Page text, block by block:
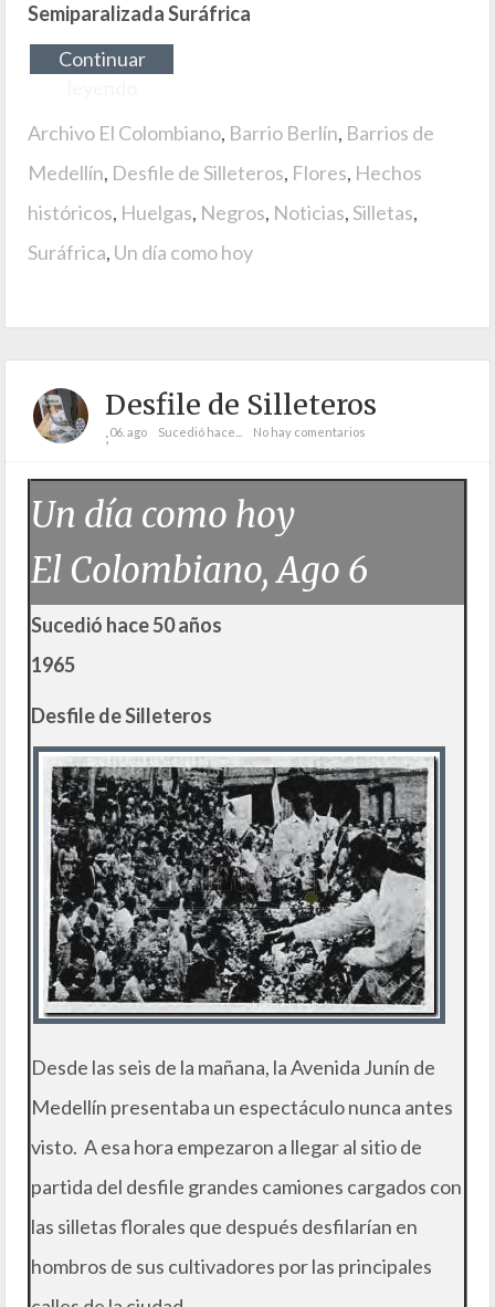
Semiparalizada Suráfrica
Continuar
Archivo El Colombiano, Barrio Berlín, Barrios de
Medellín, Desfile de Silleteros, Flores, Hechos
históricos, Huelgas, Negros, Noticias,Silletas,
Suráfrica, Un día como hoy
Desfile de Silleteros
;06. ago Sucedió hace... No hay comentarios
Un día como hoy
El Colombiano, Ago 6
Sucedió hace 50 años
1965
Desfile de Silleteros
Desde las seis de la mañana, la Avenida Junín de
Medellín presentaba un espectáculo nunca antes
visto. A esa hora empezaron a llegar al sitio de
partida del desfile grandes camiones cargados con
las silletas florales que después desfilarían en
hombros de sus cultivadores por las principales